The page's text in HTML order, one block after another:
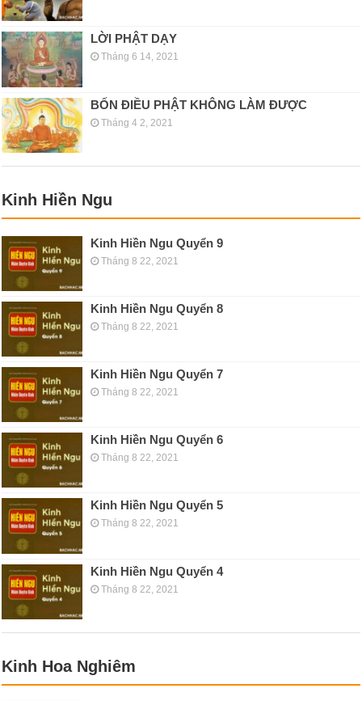
LỜI PHẬT DẠY
Tháng 6 14, 2021
BỐN ĐIỀU PHẬT KHÔNG LÀM ĐƯỢC
Tháng 4 2, 2021
Kinh Hiền Ngu
Kinh Hiền Ngu Quyển 9
Tháng 8 22, 2021
Kinh Hiền Ngu Quyển 8
Tháng 8 22, 2021
Kinh Hiền Ngu Quyển 7
Tháng 8 22, 2021
Kinh Hiền Ngu Quyển 6
Tháng 8 22, 2021
Kinh Hiền Ngu Quyển 5
Tháng 8 22, 2021
Kinh Hiền Ngu Quyển 4
Tháng 8 22, 2021
Kinh Hoa Nghiêm